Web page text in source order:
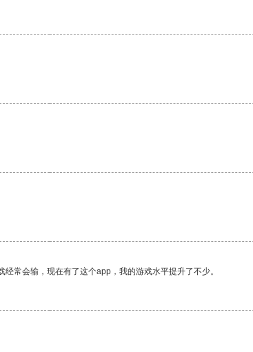
常会输，现在有了这个app，我的游戏水平提升了不少。